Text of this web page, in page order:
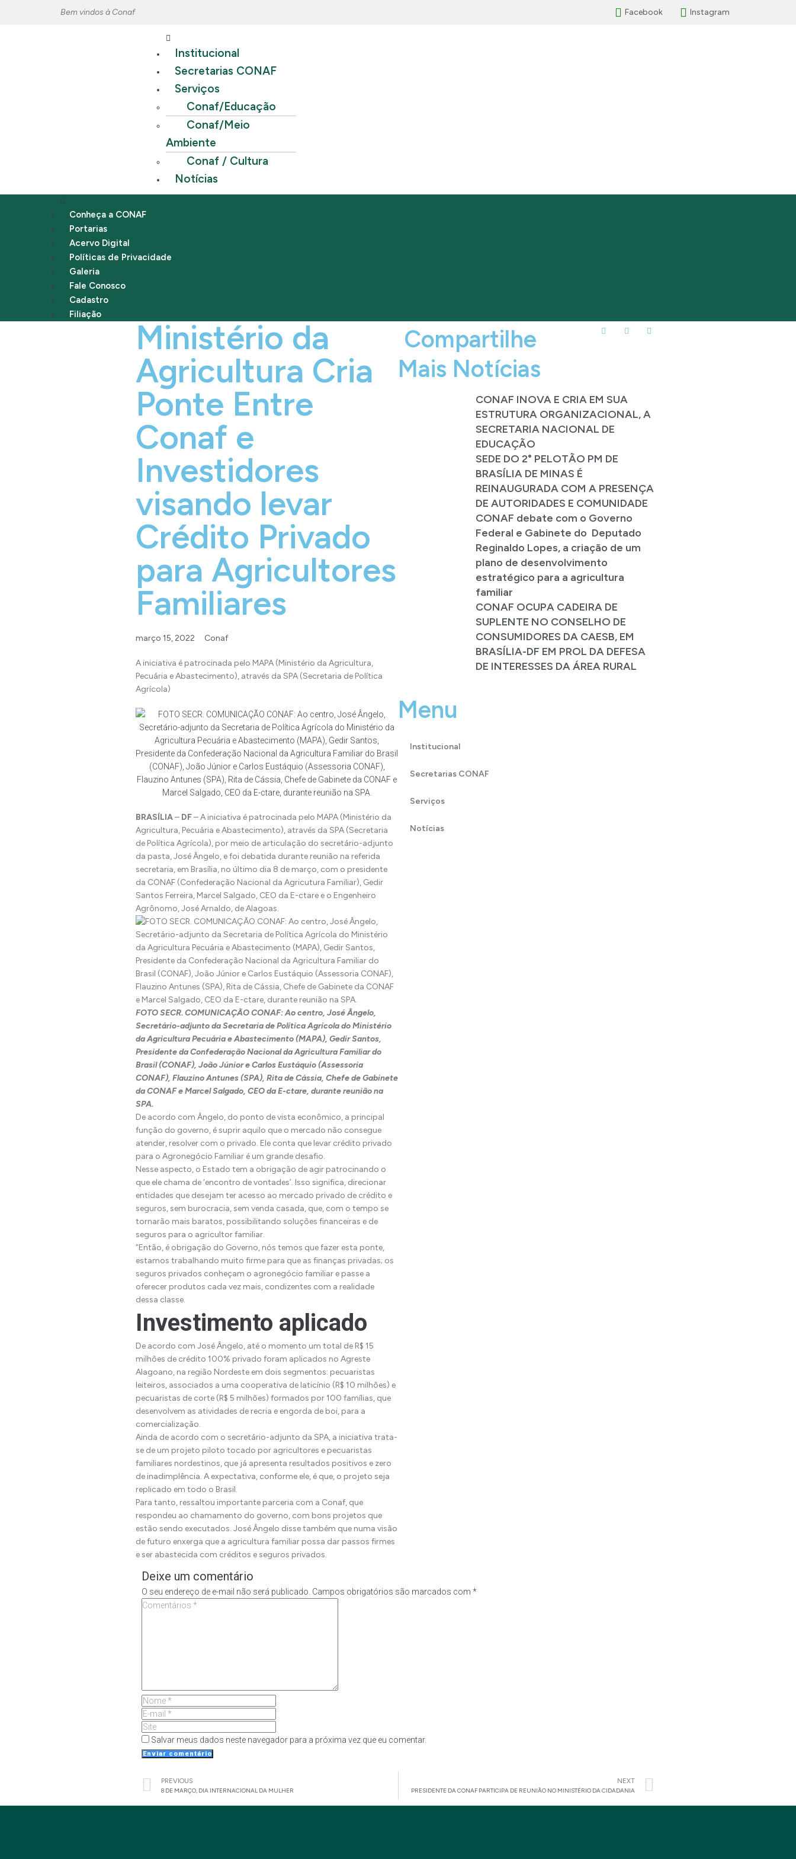
Bem vindos à Conaf Facebook Instagram
Institucional
Secretarias CONAF
Serviços
Conaf/Educação
Conaf/Meio
Ambiente
Conaf / Cultura
Notícias
Conheça a CONAF
Portarias
Acervo Digital
Políticas de Privacidade
Galeria
Fale Conosco
Cadastro
Filiação
Ministério da
Agricultura Cria
Ponte Entre
Conaf e
Investidores
visando levar
Crédito Privado
para Agricultores
Familiares
março 15, 2022 Conaf
A iniciativa é patrocinada pelo MAPA (Ministério da Agricultura,
Pecuária e Abastecimento), através da SPA (Secretaria de Política
Agrícola)
BRASÍLIA– DF– A iniciativa é patrocinada pelo MAPA (Ministério da
Agricultura, Pecuária e Abastecimento), através da SPA (Secretaria
de Política Agrícola), por meio de articulação do secretário-adjunto
da pasta, José Ângelo, e foi debatida durante reunião na referida
secretaria, em Brasília, no último dia 8 de março, com o presidente
da CONAF (Confederação Nacional da Agricutura Familiar), Gedir
Santos Ferreira, Marcel Salgado, CEO da E-ctare e o Engenheiro
Agrônomo, José Arnaldo, de Alagoas.
FOTO SECR. COMUNICAÇÃO CONAF: Ao centro, José Ângelo,
Secretário-adjunto da Secretaria de Política Agrícola do Ministério
da Agricultura Pecuária e Abastecimento (MAPA), Gedir Santos,
Presidente da Confederação Nacional da Agricultura Familiar do
Brasil (CONAF), João Júnior e Carlos Eustáquio (Assessoria
CONAF), Flauzino Antunes (SPA), Rita de Cássia, Chefe de Gabinete
da CONAF e Marcel Salgado, CEO da E-ctare, durante reunião na
SPA.
De acordo com Ângelo, do ponto de vista econômico, a principal
função do governo, é suprir aquilo que o mercado não consegue
atender, resolver com o privado. Ele conta que levar crédito privado
para o Agronegócio Familiar é um grande desafio.
Nesse aspecto, o Estado tem a obrigação de agir patrocinando o
que ele chama de ‘encontro de vontades’. Isso significa, direcionar
entidades que desejam ter acesso ao mercado privado de crédito e
seguros, sem burocracia, sem venda casada, que, com o tempo se
tornarão mais baratos, possibilitando soluções financeiras e de
seguros para o agricultor familiar.
“Então, é obrigação do Governo, nós temos que fazer esta ponte,
estamos trabalhando muito firme para que as finanças privadas; os
seguros privados conheçam o agronegócio familiar e passe a
oferecer produtos cada vez mais, condizentes com a realidade
dessa classe.
Investimento aplicado
De acordo com José Ângelo, até o momento um total de R$ 15
milhões de crédito 100% privado foram aplicados no Agreste
Alagoano, na região Nordeste em dois segmentos: pecuaristas
leiteiros, associados a uma cooperativa de laticínio (R$ 10 milhões) e
pecuaristas de corte (R$ 5 milhões) formados por 100 famílias, que
desenvolvem as atividades de recria e engorda de boi, para a
comercialização.
Ainda de acordo com o secretário-adjunto da SPA, a iniciativa trata-
se de um projeto piloto tocado por agricultores e pecuaristas
familiares nordestinos, que já apresenta resultados positivos e zero
de inadimplência. A expectativa, conforme ele, é que, o projeto seja
replicado em todo o Brasil.
Para tanto, ressaltou importante parceria com a Conaf, que
respondeu ao chamamento do governo, com bons projetos que
estão sendo executados. José Ângelo disse também que numa visão
de futuro enxerga que a agricultura familiar possa dar passos firmes
e ser abastecida com créditos e seguros privados.
Compartilhe
Mais Notícias
CONAF INOVA E CRIA EM SUA
ESTRUTURA ORGANIZACIONAL, A
SECRETARIA NACIONAL DE
EDUCAÇÃO
SEDE DO 2° PELOTÃO PM DE
BRASÍLIA DE MINAS É
REINAUGURADA COM A PRESENÇA
DE AUTORIDADES E COMUNIDADE
CONAF debate com o Governo
Federal e Gabinete do Deputado
Reginaldo Lopes, a criação de um
plano de desenvolvimento
estratégico para a agricultura
familiar
CONAF OCUPA CADEIRA DE
SUPLENTE NO CONSELHO DE
CONSUMIDORES DA CAESB, EM
BRASÍLIA-DF EM PROL DA DEFESA
DE INTERESSES DA ÁREA RURAL
Menu
Institucional
Secretarias CONAF
Serviços
Notícias
Deixe um comentário
O seu endereço de e-mail não será publicado. Campos obrigatórios são marcados com *
Salvar meus dados neste navegador para a próxima vez que eu comentar.
PREVIOUS
8 DE MARÇO, DIA INTERNACIONAL DA MULHER
NEXT
PRESIDENTE DA CONAF PARTICIPA DE REUNIÃO NO MINISTÉRIO DA CIDADANIA